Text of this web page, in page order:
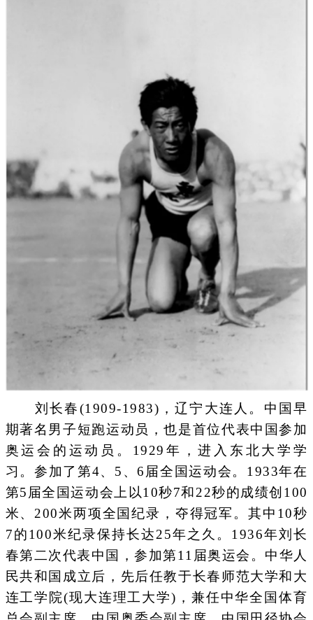
刘长春(1909-1983)，辽宁大连人。中国早
期著名男子短跑运动员，也是首位代表中国参加
奥运会的运动员。1929年，进入东北大学学
习。参加了第4、5、6届全国运动会。1933年在
第5届全国运动会上以10秒7和22秒的成绩创100
米、200米两项全国纪录，夺得冠军。其中10秒
7的100米纪录保持长达25年之久。1936年刘长
春第二次代表中国，参加第11届奥运会。中华人
民共和国成立后，先后任教于长春师范大学和大
连工学院(现大连理工大学)，兼任中华全国体育